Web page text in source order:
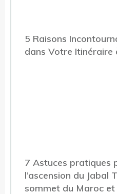
5 Raisons
dans Votre Itinéraire
7 Astuces pratiques
l’ascension du Jabal
sommet du Maroc et